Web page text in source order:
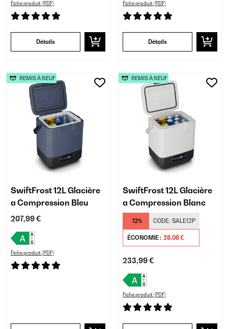
Fiche produit (PDF)
Détails
Fiche produit (PDF)
Détails
SwiftFrost 12L Glacière
a Compression Bleu
207,99 €
Fiche produit (PDF)
REMIS À NEUF
SwiftFrost 12L Glacière
a Compression Blanc
-12% CODE: SALE12P
ÉCONOMIE : 28,08 €
233,99 €
Fiche produit (PDF)
REMIS À NEUF